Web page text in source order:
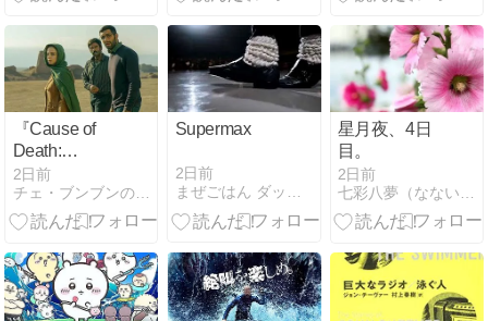
編）
『Cause of
Death:
Unknown』ル
ート砂漠にて
2日前
チェ・ブンブンのカルチュール・フランセーズ
Supermax
2日前
まぜごはん ダッシュ
星月夜、4日
目。
2日前